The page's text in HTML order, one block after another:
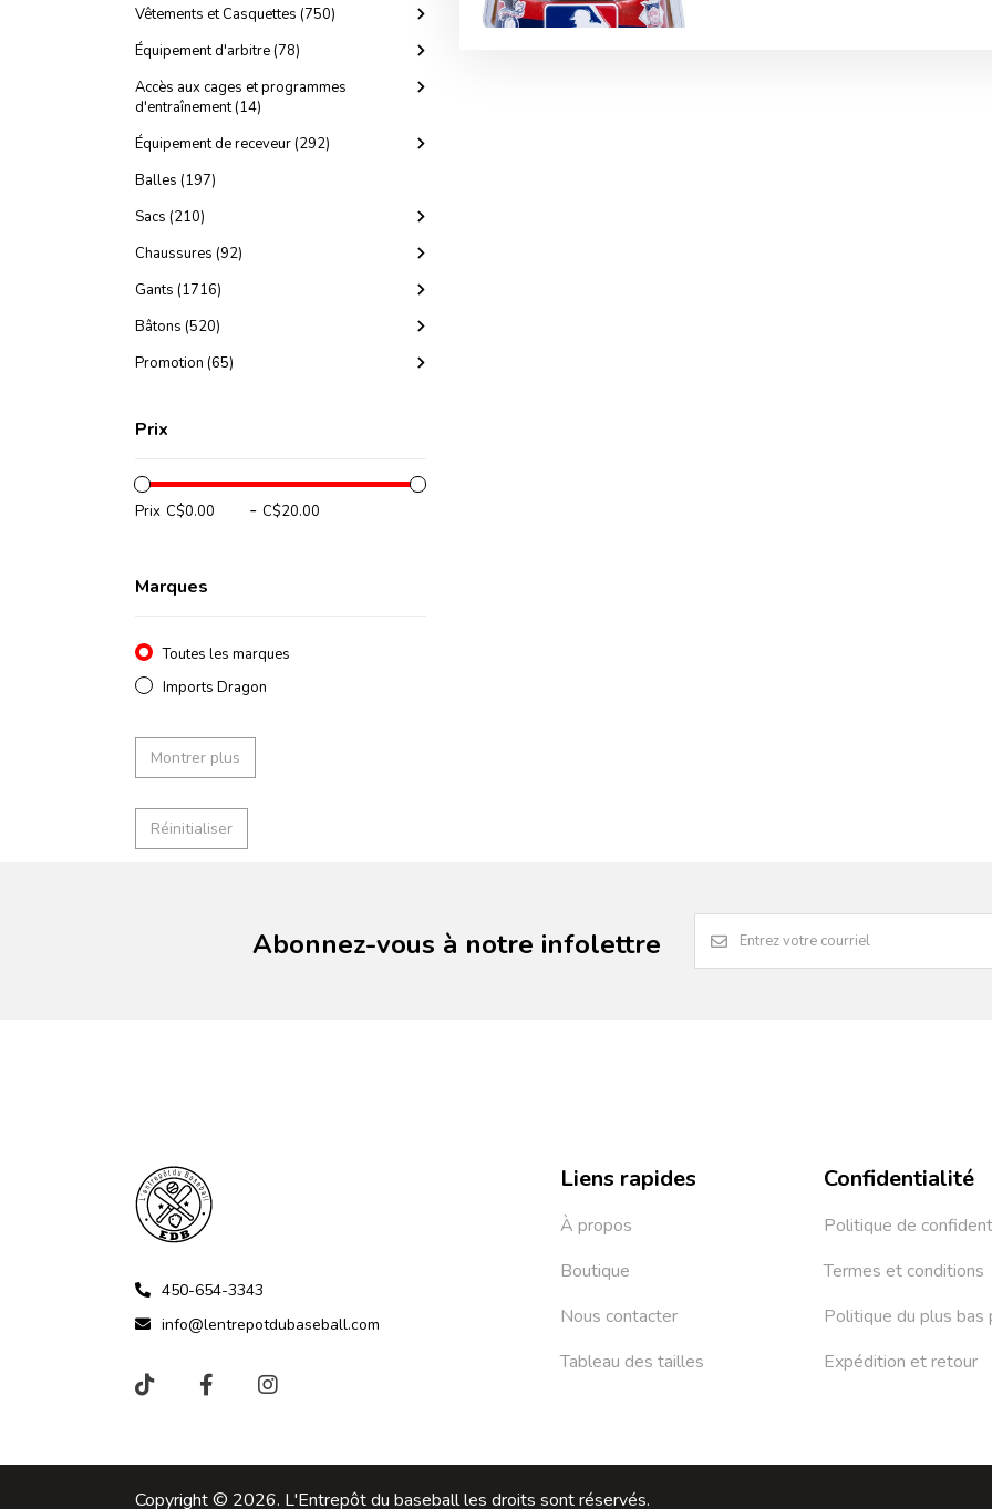
Vêtements et Casquettes (750)
Équipement d'arbitre (78)
Accès aux cages et programmes
d'entraînement (14)
Équipement de receveur (292)
Balles (197)
Sacs (210)
Chaussures (92)
Gants (1716)
Bâtons (520)
Promotion (65)
Prix
Prix -
Marques
Toutes les marques
Imports Dragon
Montrer plus
Réinitialiser
Abonnez-vous à notre infolettre
450-654-3343
info@lentrepotdubaseball.com
Liens rapides
À propos
Boutique
Nous contacter
Tableau des tailles
Confidentialité
Politique de
Termes et conditions
Politique du plus bas
Expédition et retour
Copyright © 2026. L'Entrepôt du baseball les droits sont réservés.